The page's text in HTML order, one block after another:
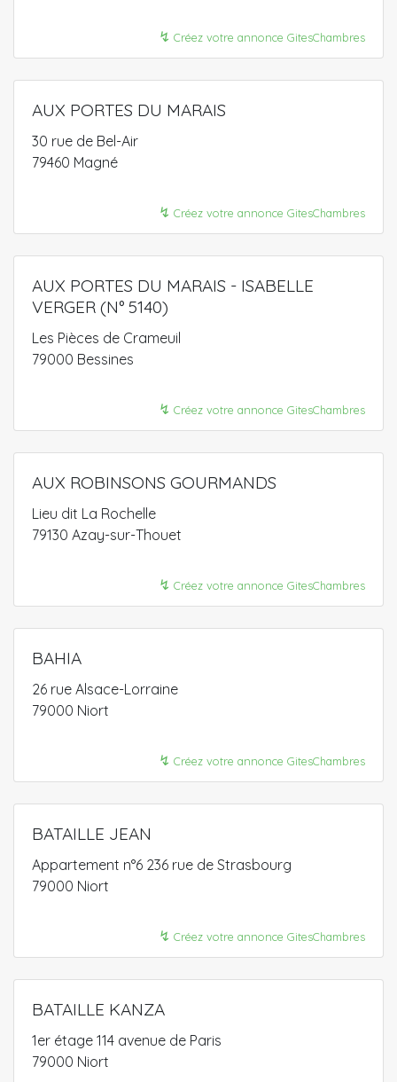
↯ Créez votre annonce GitesChambres
AUX PORTES DU MARAIS
30 rue de Bel-Air
79460 Magné
↯ Créez votre annonce GitesChambres
AUX PORTES DU MARAIS - ISABELLE
VERGER (N° 5140)
Les Pièces de Crameuil
79000 Bessines
↯ Créez votre annonce GitesChambres
AUX ROBINSONS GOURMANDS
Lieu dit La Rochelle
79130 Azay-sur-Thouet
↯ Créez votre annonce GitesChambres
BAHIA
26 rue Alsace-Lorraine
79000 Niort
↯ Créez votre annonce GitesChambres
BATAILLE JEAN
Appartement n°6 236 rue de Strasbourg
79000 Niort
↯ Créez votre annonce GitesChambres
BATAILLE KANZA
1er étage 114 avenue de Paris
79000 Niort